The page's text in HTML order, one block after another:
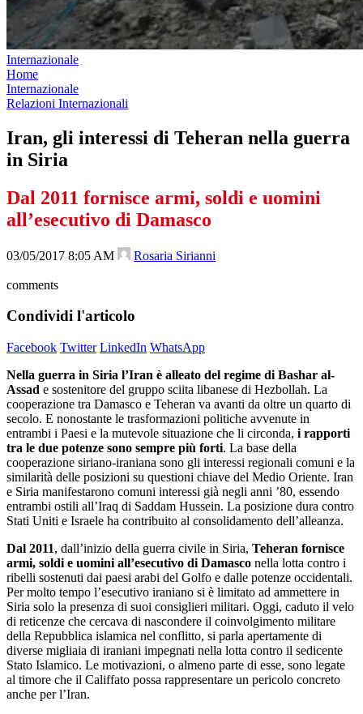
Internazionale
Home
Internazionale
Relazioni Internazionali
Iran, gli interessi di Teheran nella guerra
in Siria
Dal 2011 fornisce armi, soldi e uomini
all’esecutivo di Damasco
03/05/2017 8:05 AM Rosaria Sirianni
comments
Condividi l'articolo
Facebook Twitter LinkedIn WhatsApp
Nella guerra in Siria l’Iran è alleato del regime di Bashar al-
Assad e sostenitore del gruppo sciita libanese di Hezbollah. La
cooperazione tra Damasco e Teheran va avanti da oltre un quarto di
secolo. E nonostante le trasformazioni politiche avvenute in
entrambi i Paesi e la mutevole situazione che li circonda, i rapporti
tra le due potenze sono sempre più forti. La base della
cooperazione siriano-iraniana sono gli interessi regionali comuni e la
similarità delle posizioni su questioni chiave del Medio Oriente. Iran
e Siria manifestarono comuni interessi già negli anni ’80, essendo
entrambi ostili all’Iraq di Saddam Hussein. La posizione dura contro
Stati Uniti e Israele ha contribuito al consolidamento dell’alleanza.
Dal 2011, dall’inizio della guerra civile in Siria, Teheran fornisce
armi, soldi e uomini all’esecutivo di Damasco nella lotta contro i
ribelli sostenuti dai paesi arabi del Golfo e dalle potenze occidentali.
Per molto tempo l’esecutivo iraniano si è limitato ad ammettere in
Siria solo la presenza di suoi consiglieri militari. Oggi, caduto il velo
di reticenze che cercava di nascondere il coinvolgimento militare
della Repubblica islamica nel conflitto, si parla apertamente di
diverse migliaia di iraniani impegnati nella lotta contro il sedicente
Stato Islamico. Le motivazioni, o almeno parte di esse, sono legate
al timore che il Califfato possa rappresentare un pericolo concreto
anche per l’Iran.